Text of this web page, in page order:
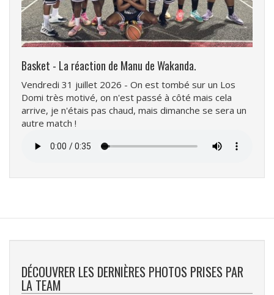
Basket - La réaction de Manu de Wakanda.
Vendredi 31 juillet 2026 - On est tombé sur un Los
Domi très motivé, on n'est passé à côté mais cela
arrive, je n'étais pas chaud, mais dimanche se sera un
autre match !
audio
DÉCOUVRER LES DERNIÈRES PHOTOS PRISES PAR
LA TEAM